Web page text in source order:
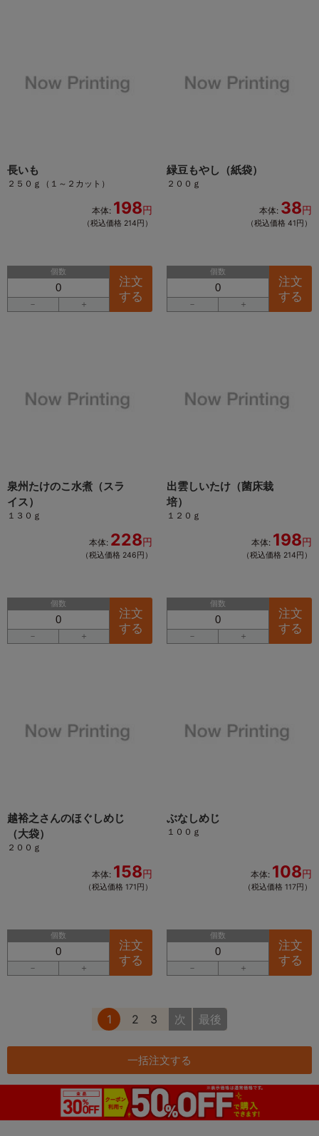
長いも
２５０ｇ（１～２カット）
本体: 198円
（税込価格 214円）
個数
－ ＋
注文
する
緑豆もやし（紙袋）
２００ｇ
本体: 38円
（税込価格 41円）
個数
－ ＋
注文
する
泉州たけのこ水煮（スラ
イス）
１３０ｇ
本体: 228円
（税込価格 246円）
個数
－ ＋
注文
する
出雲しいたけ（菌床栽
培）
１２０ｇ
本体: 198円
（税込価格 214円）
個数
－ ＋
注文
する
越裕之さんのほぐしめじ
（大袋）
２００ｇ
本体: 158円
（税込価格 171円）
個数
－ ＋
注文
する
ぶなしめじ
１００ｇ
本体: 108円
（税込価格 117円）
個数
－ ＋
注文
する
1 2 3 次 最後
一括注文する